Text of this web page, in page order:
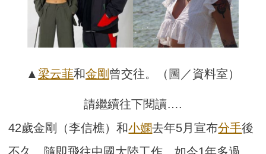
▲梁云菲和金剛 曾交往。（圖／資料室）
請繼續往下閱讀….
42歲金剛（李信樵）和小嫻去年5月宣布分手後